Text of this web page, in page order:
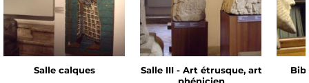
Salle calques
Salle III - Art étrusque, art
phénicien